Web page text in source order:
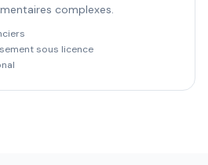
complexes.
sous licence